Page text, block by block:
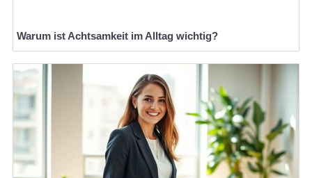
Warum ist Achtsamkeit im Alltag wichtig?